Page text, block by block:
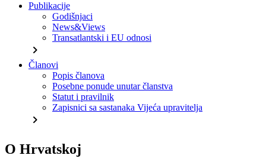
Publikacije
Godišnjaci
News&Views
Transatlantski i EU odnosi
chevron_right
Članovi
Popis članova
Posebne ponude unutar članstva
Statut i pravilnik
Zapisnici sa sastanaka Vijeća upravitelja
chevron_right
O Hrvatskoj